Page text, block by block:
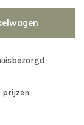
prijzen